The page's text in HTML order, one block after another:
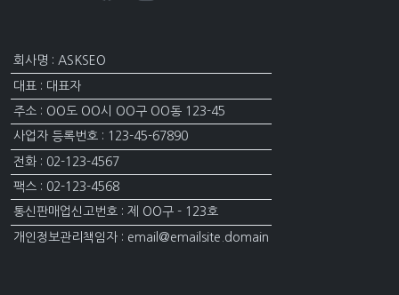
회사명 : ASKSEO
대표 : 대표자
주소 : OO도 OO시 OO구 OO동 123-45
사업자 등록번호 : 123-45-67890
전화 : 02-123-4567
팩스 : 02-123-4568
통신판매업신고번호 : 제 OO구 - 123호
개인정보관리책임자 : email@emailsite.domain